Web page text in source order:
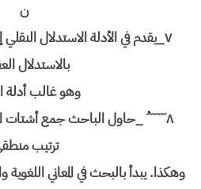
ن
٧_یقدم في الأدلة الاستدلال
بالاستدلال
وھو غالب أدلة
٨ َ َ َ َ ُ _حاول الباحث جمع أشتات
ترتیب
وھكذا. یبدأ بالبحث في المعاني